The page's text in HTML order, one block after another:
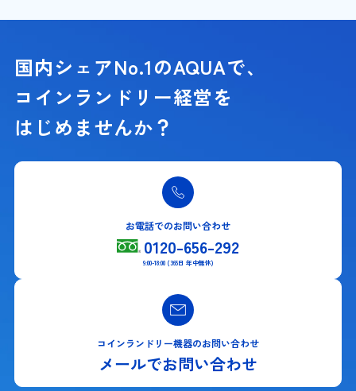
国内シェアNo.1のAQUAで、
コインランドリー経営を
はじめませんか？
お電話でのお問い合わせ
0120-656-292
9:00-18:00 (365日 年中無休)
コインランドリー機器のお問い合わせ
メールでお問い合わせ